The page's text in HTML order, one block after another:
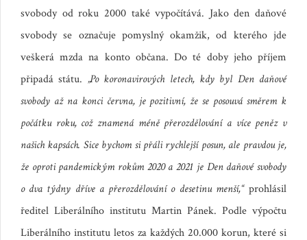
svobody od roku 2000 také vypočítává. Jako den daňové
svobody se označuje pomyslný okamžik, od kterého jde
veškerá mzda na konto občana. Do té doby jeho příjem
připadá státu. „Po koronavirových letech, kdy byl Den daňové
svobody až na konci června, je pozitivní, že se posouvá směrem k
počátku roku, což znamená méně přerozdělování a více peněz v
našich kapsách. Sice bychom si přáli rychlejší posun, ale pravdou je,
že oproti pandemickým rokům 2020 a 2021 je Den daňové svobody
o dva týdny dříve a přerozdělování o desetinu menší,“ prohlásil
ředitel Liberálního institutu Martin Pánek. Podle výpočtu
Liberálního institutu letos za každých 20.000 korun, které si